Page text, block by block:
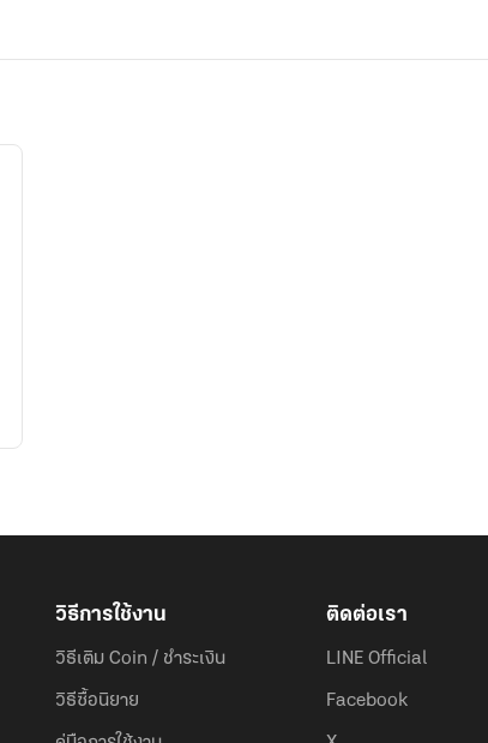
วิธีการใช้งาน
วิธีเติม Coin / ชำระเงิน
วิธีซื้อนิยาย
ติดต่อเรา
LINE Official
Facebook